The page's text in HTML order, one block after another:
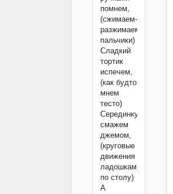
помнем,
(сжимаем-
разжимаем
пальчики)
Сладкий
тортик
испечем,
(как будто
мнем
тесто)
Серединку
смажем
джемом,
(круговые
движения
ладошками
по столу)
А